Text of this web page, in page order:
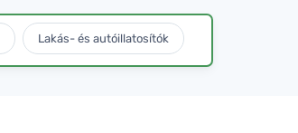
Lakás- és autóillatosítók